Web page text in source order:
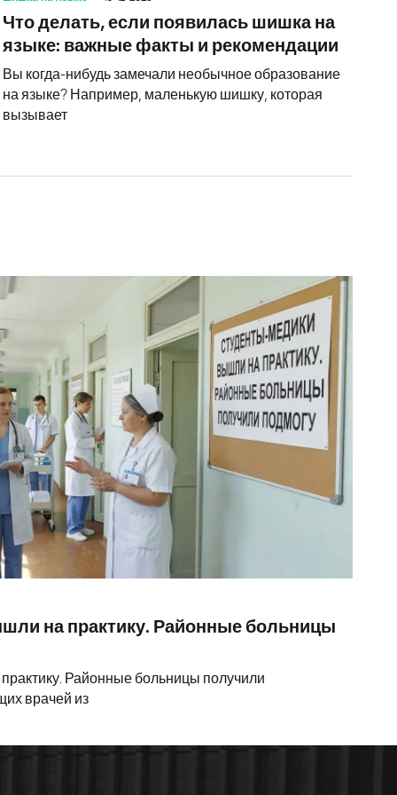
Что делать, если появилась шишка на
языке: важные факты и рекомендации
Вы когда-нибудь замечали необычное образование
на языке? Например, маленькую шишку, которая
вызывает
88 врачей
на практику. Районные больницы
Районные больницы получили
врачей из